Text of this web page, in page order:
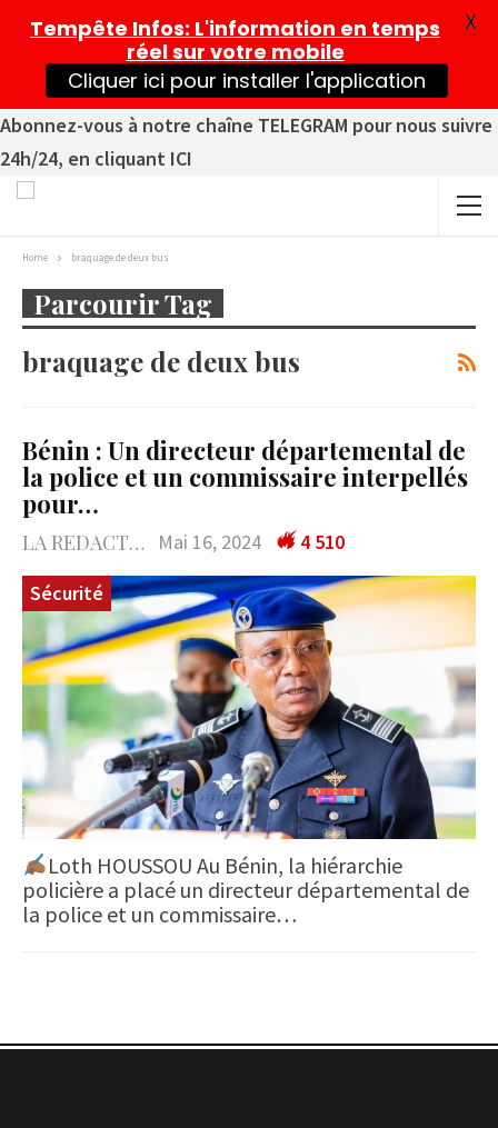
Abonnez-vous à notre chaîne TELEGRAM pour nous suivre
24h/24, en cliquant ICI
Home braquage de deux bus
Parcourir Tag
braquage de deux bus
Bénin : Un directeur départemental de
la police et un commissaire interpellés
pour…
LA REDACTION Mai 16, 2024
4 510
Sécurité
Loth HOUSSOU Au Bénin, la hiérarchie
policière a placé un directeur départemental de
la police et un commissaire…
Tempête Infos: L'information en temps
réel sur votre mobile
Cliquer ici pour installer l'application
X